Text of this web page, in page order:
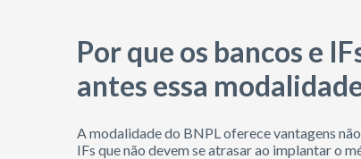
Por que os bancos e
antes essa
A modalidade do BNPL oferece vantagens
IFs que não devem se atrasar ao implantar o